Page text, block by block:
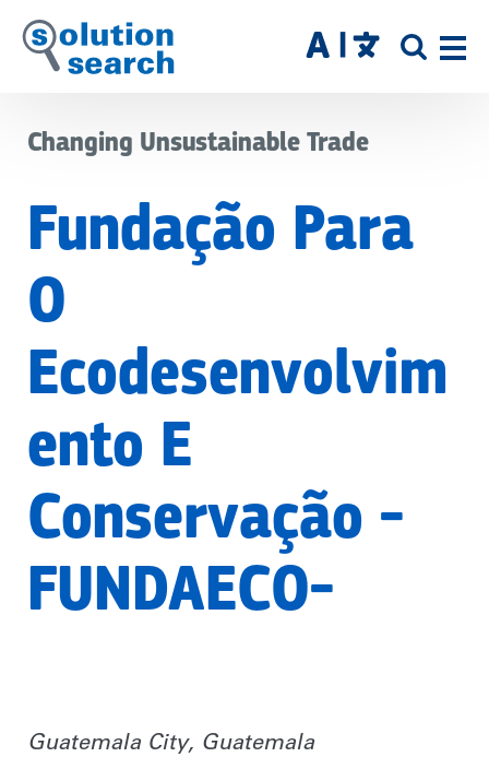
Skip
to
SITE
Changing Unsustainable Trade
Fundação Para
O
Ecodesenvolvim
Ento E
Conservação -
FUNDAECO-
Guatemala City, Guatemala